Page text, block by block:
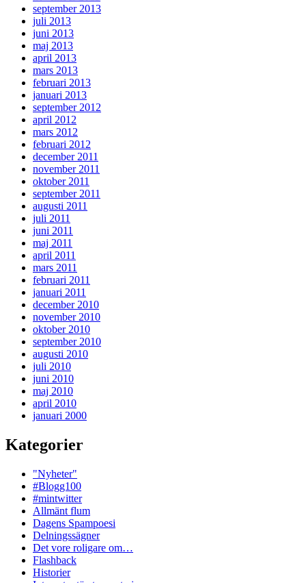
september 2013
juli 2013
juni 2013
maj 2013
april 2013
mars 2013
februari 2013
januari 2013
september 2012
april 2012
mars 2012
februari 2012
december 2011
november 2011
oktober 2011
september 2011
augusti 2011
juli 2011
juni 2011
maj 2011
april 2011
mars 2011
februari 2011
januari 2011
december 2010
november 2010
oktober 2010
september 2010
augusti 2010
juli 2010
juni 2010
maj 2010
april 2010
januari 2000
Kategorier
"Nyheter"
#Blogg100
#mintwitter
Allmänt flum
Dagens Spampoesi
Delningssägner
Det vore roligare om…
Flashback
Historier